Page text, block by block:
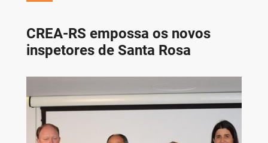
CREA-RS empossa os novos
inspetores de Santa Rosa